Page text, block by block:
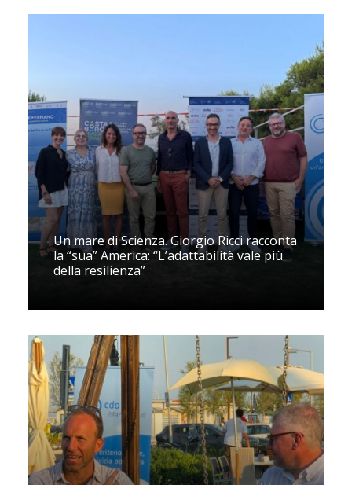
Un mare di Scienza. Giorgio Ricci racconta
la “sua” America: “L’adattabilità vale più
della resilienza”